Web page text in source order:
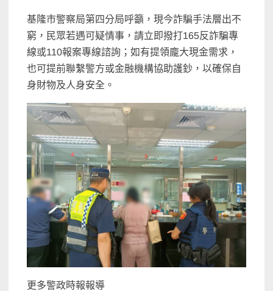
基隆市警察局第四分局呼籲，現今詐騙手法層出不
窮，民眾若遇可疑情事，請立即撥打165反詐騙專
線或110報案專線諮詢；如有提領龐大現金需求，
也可提前聯繫警方或金融機構協助護鈔，以確保自
身財物及人身安全。
更多警政時報報導